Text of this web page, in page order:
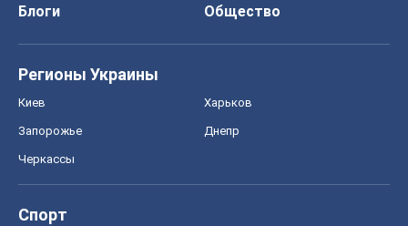
Блоги
Общество
Регионы Украины
Киев Харьков
Запорожье Днепр
Черкассы
Спорт